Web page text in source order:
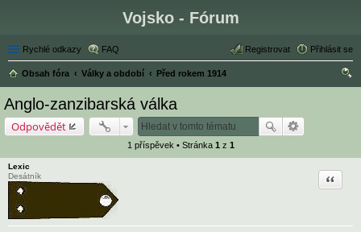
Vojsko - Fórum
Rychlé odkazy FAQ Přihlásit se
Registrovat
Obsah fóra Války a období
Před rokem 1914
Anglo-zanzibarská válka
Odpovědět
1 příspěvek • Stránka 1 z 1
Lexic
Desátník
Citace